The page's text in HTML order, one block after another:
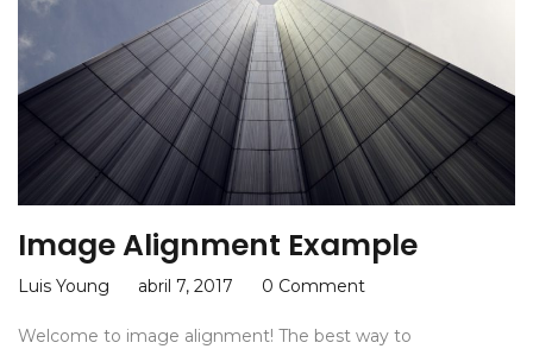
Image Alignment Example
Luis Young abril 7, 2017 0 Comment
Welcome to image alignment! The best way to